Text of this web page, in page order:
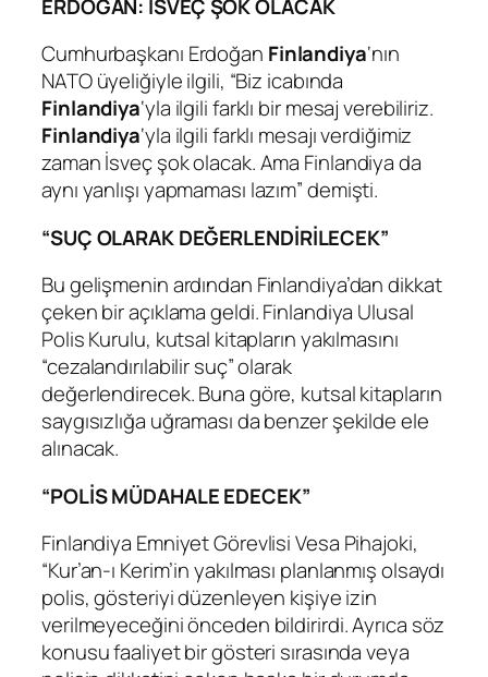
ERDOĞAN: İSVEÇ ŞOK OLACAK
Cumhurbaşkanı Erdoğan Finlandiya‘nın
NATO üyeliğiyle ilgili, “Biz icabında
Finlandiya‘yla ilgili farklı bir mesaj verebiliriz.
Finlandiya‘yla ilgili farklı mesajı verdiğimiz
zaman İsveç şok olacak. Ama Finlandiya da
aynı yanlışı yapmaması lazım” demişti.
“SUÇ OLARAK DEĞERLENDİRİLECEK”
Bu gelişmenin ardından Finlandiya’dan dikkat
çeken bir açıklama geldi. Finlandiya Ulusal
Polis Kurulu, kutsal kitapların yakılmasını
“cezalandırılabilir suç” olarak
değerlendirecek. Buna göre, kutsal kitapların
saygısızlığa uğraması da benzer şekilde ele
alınacak.
“POLİS MÜDAHALE EDECEK”
Finlandiya Emniyet Görevlisi Vesa Pihajoki,
“Kur’an-ı Kerim’in yakılması planlanmış olsaydı
polis, gösteriyi düzenleyen kişiye izin
verilmeyeceğini önceden bildirirdi. Ayrıca söz
konusu faaliyet bir gösteri sırasında veya